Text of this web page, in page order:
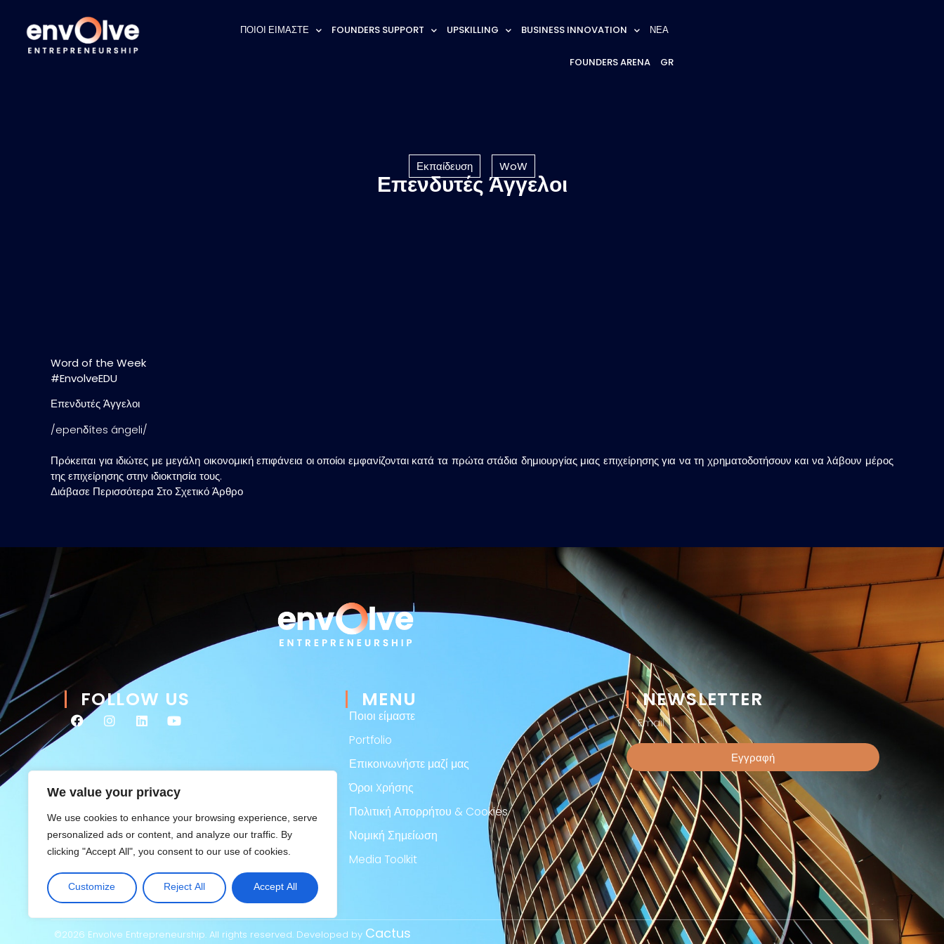
We value your privacy
We use cookies to enhance your browsing experience, serve
personalized ads or content, and analyze our traffic. By
clicking "Accept All", you consent to our use of cookies.
Customize Reject All Accept All
ΠΟΙΟΙ ΕΙΜΑΣΤΕ FOUNDERS SUPPORT UPSKILLING BUSINESS INNOVATION ΝΕΑ
FOUNDERS ARENA GR
Εκπαίδευση WoW
Επενδυτές Άγγελοι
Word of the Week
#EnvolveEDU
Επενδυτές Άγγελοι
/epenδítes ángeli/
Πρόκειται για ιδιώτες με μεγάλη οικονομική επιφάνεια οι οποίοι εμφανίζονται κατά τα πρώτα στάδια δημιουργίας μιας επιχείρησης για να τη χρηματοδοτήσουν και να λάβουν μέρος
της επιχείρησης στην ιδιοκτησία τους.
Διάβασε Περισσότερα Στο Σχετικό Άρθρο
FOLLOW US MENU
Ποιοι είμαστε
Portfolio
Επικοινωνήστε μαζί μας
Όροι Xρήσης
Πολιτική Απορρήτου & Cookies
Νομική Σημείωση
Media Toolkit
NEWSLETTER
Εγγραφή
©2026 Envolve Entrepreneurship. All rights reserved. Developed by Cactus